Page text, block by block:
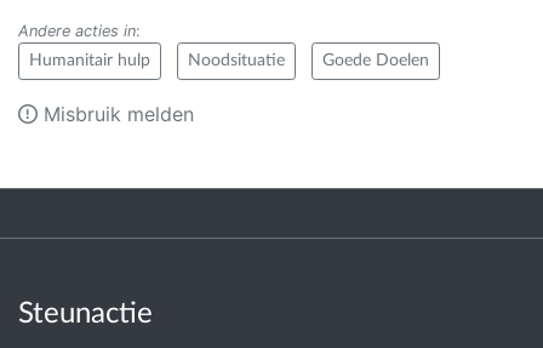
Andere acties in:
Humanitair hulp Noodsituatie Goede Doelen
Misbruik melden
Steunactie